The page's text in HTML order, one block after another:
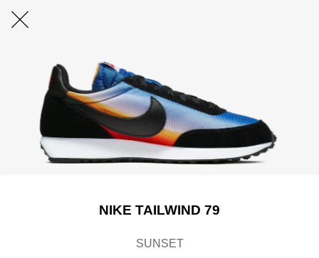
NIKE TAILWIND 79
SUNSET